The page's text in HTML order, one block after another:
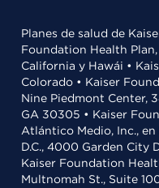
Planes de salud de
Foundation Health
California y Hawái •
Colorado • Kaiser
Nine Piedmont Center,
GA 30305 • Kaiser
Atlántico Medio, Inc.,
D.C., 4000 Garden City
Kaiser Foundation
Multnomah St., Suite